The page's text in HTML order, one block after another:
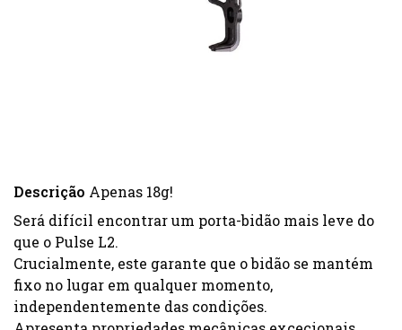
Descrição Apenas 18g!
Será difícil encontrar um porta-bidão mais leve do
que o Pulse L2.
Crucialmente, este garante que o bidão se mantém
fixo no lugar em qualquer momento,
independentemente das condições.